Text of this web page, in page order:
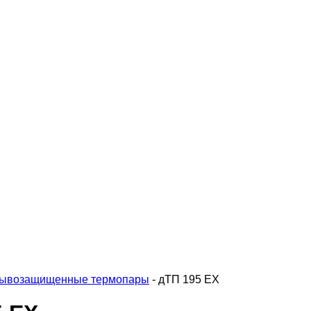
термопары - дТП 195 EX